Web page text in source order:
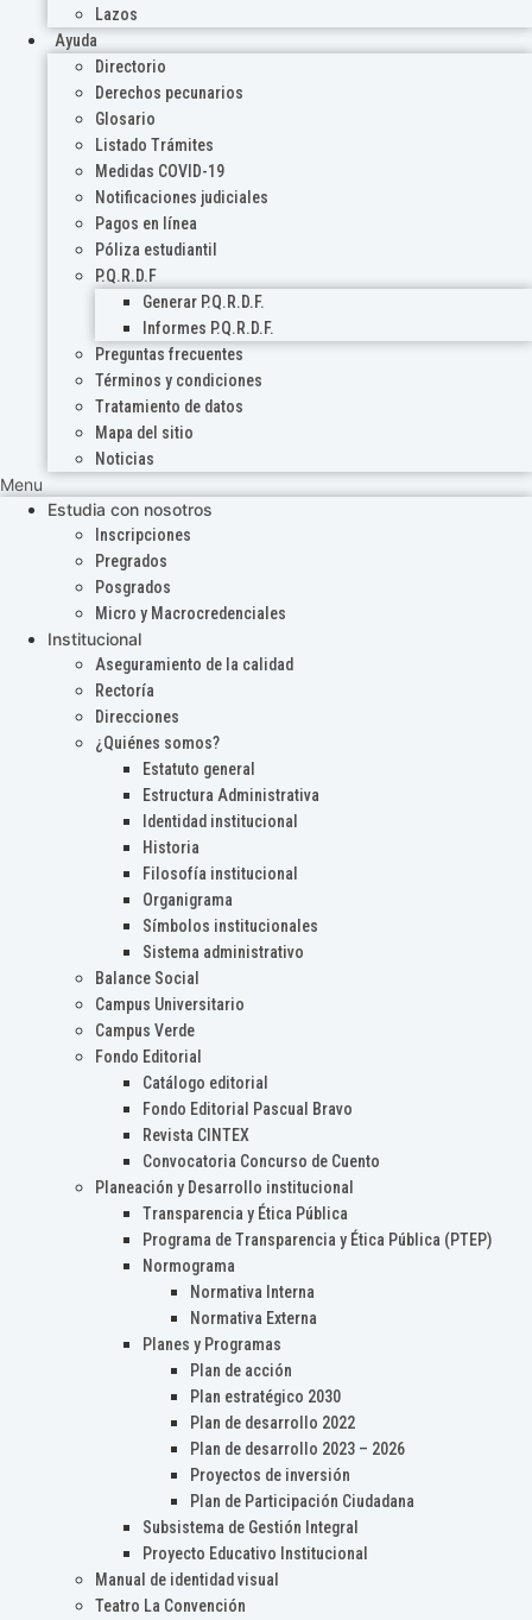
Lazos
Ayuda
Directorio
Derechos pecunarios
Glosario
Listado Trámites
Medidas COVID-19
Notificaciones judiciales
Pagos en línea
Póliza estudiantil
P.Q.R.D.F
Generar P.Q.R.D.F.
Informes P.Q.R.D.F.
Preguntas frecuentes
Términos y condiciones
Tratamiento de datos
Mapa del sitio
Noticias
Menu
Estudia con nosotros
Inscripciones
Pregrados
Posgrados
Micro y Macrocredenciales
Institucional
Aseguramiento de la calidad
Rectoría
Direcciones
¿Quiénes somos?
Estatuto general
Estructura Administrativa
Identidad institucional
Historia
Filosofía institucional
Organigrama
Símbolos institucionales
Sistema administrativo
Balance Social
Campus Universitario
Campus Verde
Fondo Editorial
Catálogo editorial
Fondo Editorial Pascual Bravo
Revista CINTEX
Convocatoria Concurso de Cuento
Planeación y Desarrollo institucional
Transparencia y Ética Pública
Programa de Transparencia y Ética Pública (PTEP)
Normograma
Normativa Interna
Normativa Externa
Planes y Programas
Plan de acción
Plan estratégico 2030
Plan de desarrollo 2022
Plan de desarrollo 2023 – 2026
Proyectos de inversión
Plan de Participación Ciudadana
Subsistema de Gestión Integral
Proyecto Educativo Institucional
Manual de identidad visual
Teatro La Convención